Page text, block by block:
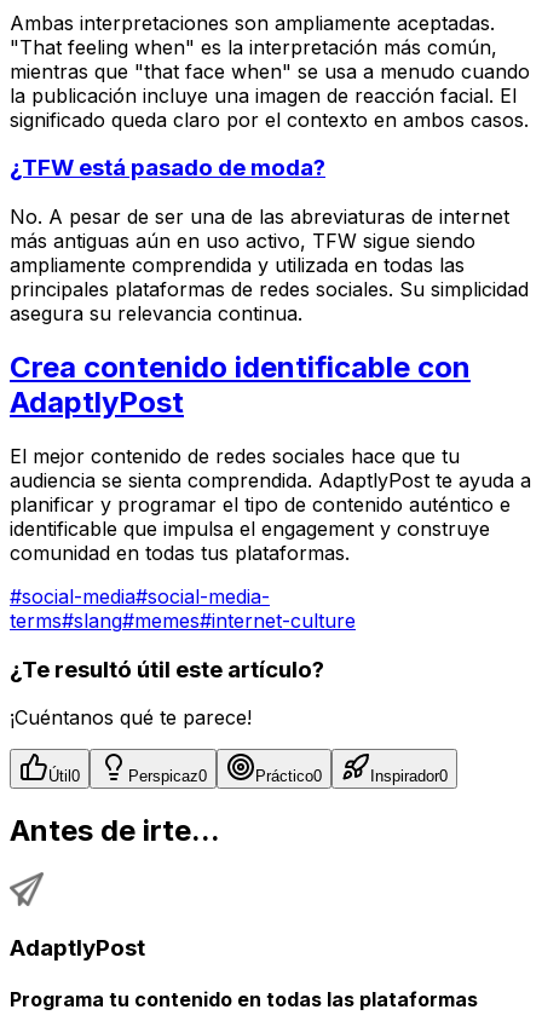
Ambas interpretaciones son ampliamente aceptadas.
"That feeling when" es la interpretación más común,
mientras que "that face when" se usa a menudo cuando
la publicación incluye una imagen de reacción facial. El
significado queda claro por el contexto en ambos casos.
¿TFW está pasado de moda?
No. A pesar de ser una de las abreviaturas de internet
más antiguas aún en uso activo, TFW sigue siendo
ampliamente comprendida y utilizada en todas las
principales plataformas de redes sociales. Su simplicidad
asegura su relevancia continua.
Crea contenido identificable con
AdaptlyPost
El mejor contenido de redes sociales hace que tu
audiencia se sienta comprendida. AdaptlyPost te ayuda a
planificar y programar el tipo de contenido auténtico e
identificable que impulsa el engagement y construye
comunidad en todas tus plataformas.
#social-media#social-media-
terms#slang#memes#internet-culture
¿Te resultó útil este artículo?
¡Cuéntanos qué te parece!
Útil 0 Perspicaz0 Práctico0 Inspirador0
Antes de irte...
AdaptlyPost
Programa tu contenido en todas las plataformas